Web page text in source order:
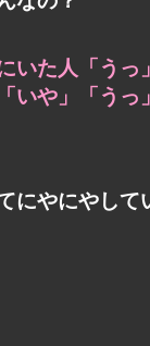
た人「う
いや」「う
にやにやして